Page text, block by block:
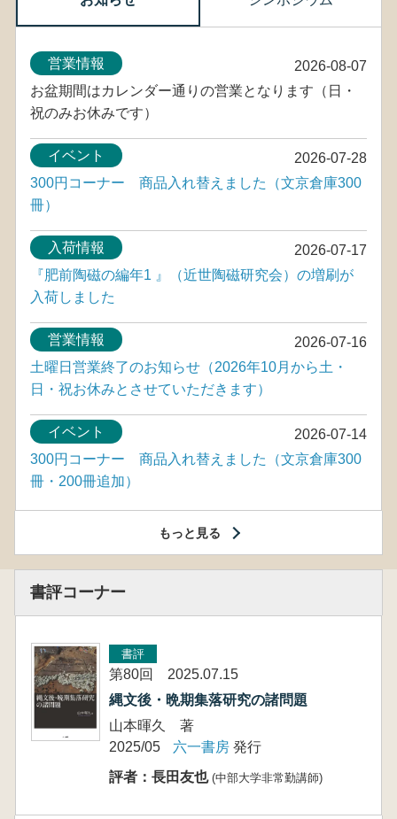
2026-08-07
営業情報
お盆期間はカレンダー通りの営業となります（日・
祝のみお休みです）
2026-07-28
イベント
300円コーナー 商品入れ替えました（文京倉庫300
冊）
2026-07-17
入荷情報
『肥前陶磁の編年1 』（近世陶磁研究会）の増刷が
入荷しました
2026-07-16
営業情報
土曜日営業終了のお知らせ（2026年10月から土・
日・祝お休みとさせていただきます）
2026-07-14
イベント
300円コーナー 商品入れ替えました（文京倉庫300
冊・200冊追加）
もっと見る
書評コーナー
書評
第80回 2025.07.15
縄文後・晩期集落研究の諸問題
山本暉久 著
2025/05
六一書房 発行
評者：長田友也 (中部大学非常勤講師)